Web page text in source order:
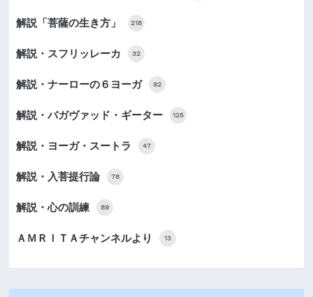
解説「菩薩の生き方」 218
解説・スフリッレーカ 32
解説・ナーローの６ヨーガ 92
解説・バガヴァッド・ギーター 125
解説・ヨーガ・スートラ 47
解説・入菩提行論 78
解説・心の訓練 89
ＡＭＲＩＴＡチャンネルより 13